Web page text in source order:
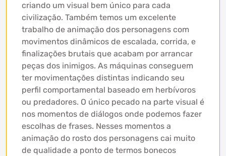
criando um visual bem único para cada
civilização. Também temos um excelente
trabalho de animação dos personagens com
movimentos dinâmicos de escalada, corrida, e
finalizações brutais que acabam por arrancar
peças dos inimigos. As máquinas conseguem
ter movimentações distintas indicando seu
perfil comportamental baseado em herbívoros
ou predadores. O único pecado na parte visual é
nos momentos de diálogos onde podemos fazer
escolhas de frases. Nesses momentos a
animação do rosto dos personagens cai muito
de qualidade a ponto de termos bonecos